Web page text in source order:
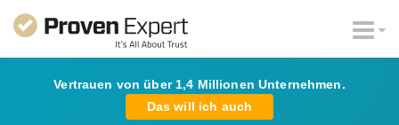
Vertrauen von über 1,4 Millionen Unternehmen.
Das will ich auch